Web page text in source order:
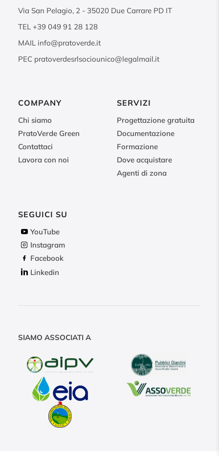
Via San Pelagio, 2 - 35020 Due Carrare PD IT
TEL+39 049 91 28 128
MAIL info@pratoverde.it
PEC pratoverdesrlsociounico@legalmail.it
COMPANY
Chi siamo
PratoVerde Green
Contattaci
Lavora con noi
SERVIZI
Progettazione gratuita
Documentazione
Formazione
Dove acquistare
Agenti di zona
SEGUICI SU
YouTube
Instagram
Facebook
Linkedin
SIAMO ASSOCIATI A